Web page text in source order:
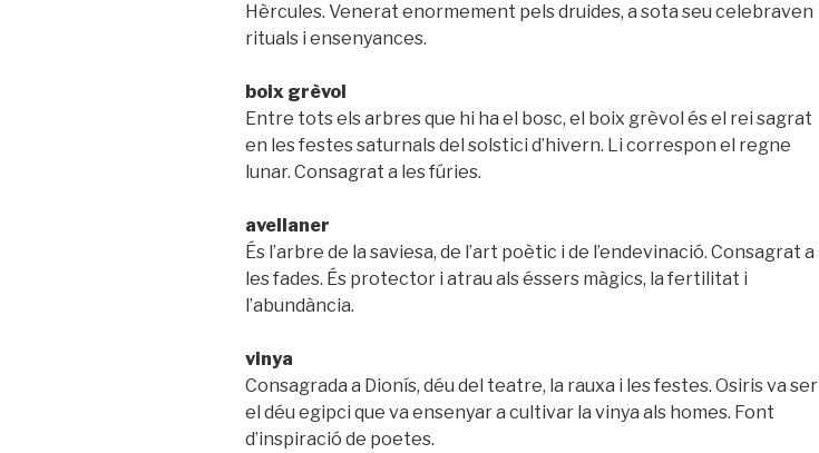
Hèrcules. Venerat enormement pels druides, a sota seu celebraven
rituals i ensenyances.
boix grèvol
Entre tots els arbres que hi ha el bosc, el boix grèvol és el rei sagrat
en les festes saturnals del solstici d’hivern. Li correspon el regne
lunar. Consagrat a les fúries.
avellaner
És l’arbre de la saviesa, de l’art poètic i de l’endevinació. Consagrat a
les fades. És protector i atrau als éssers màgics, la fertilitat i
l’abundància.
vinya
Consagrada a Dionís, déu del teatre, la rauxa i les festes. Osiris va ser
el déu egipci que va ensenyar a cultivar la vinya als homes. Font
d’inspiració de poetes.